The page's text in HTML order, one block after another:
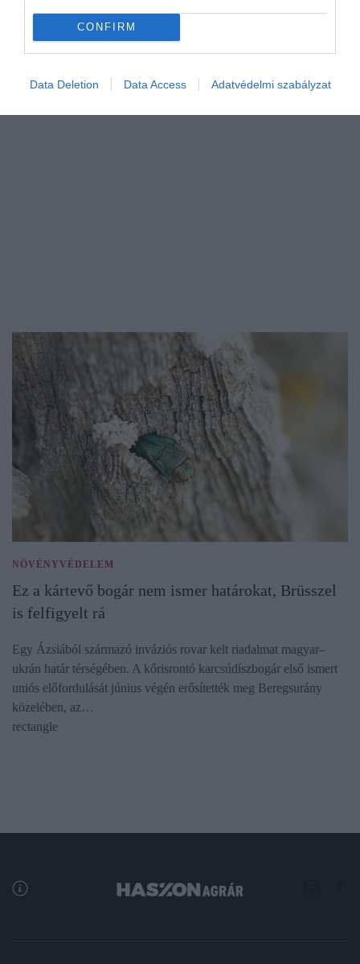
CONFIRM
Data Deletion Data Access Adatvédelmi szabályzat
Korszakváltás előtt áll Európa egyik legismertebb mezőgazdasági
összeszerelését…
NÖVÉNYVÉDELEM
Ez a kártevő bogár nem ismer határokat, Brüsszel
is felfigyelt rá
Egy Ázsiából származó inváziós rovar kelt riadalmat magyar–
ukrán határ térségében. A kőrisrontó karcsúdíszbogár első ismert
uniós előfordulását június végén erősítették meg Beregsurány
közelében, az…
rectangle